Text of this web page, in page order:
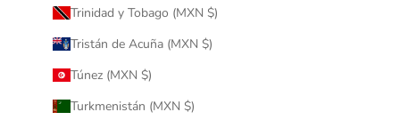
Trinidad y Tobago (MXN $)
Tristán de Acuña (MXN $)
Túnez (MXN $)
Turkmenistán (MXN $)